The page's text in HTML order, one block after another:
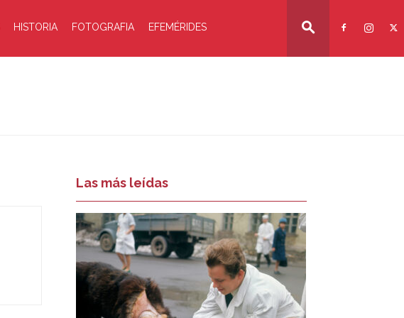
HISTORIA FOTOGRAFIA EFEMÉRIDES
Las más leídas